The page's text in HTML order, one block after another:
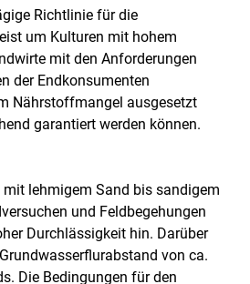
Richtlinie für die
um Kulturen mit hohem
mit den Anforderungen
der Endkonsumenten
Nährstoffmangel ausgesetzt
garantiert werden können.
lehmigem Sand bis sandigem
und Feldbegehungen
Durchlässigkeit hin. Darüber
von ca.
Die Bedingungen für den